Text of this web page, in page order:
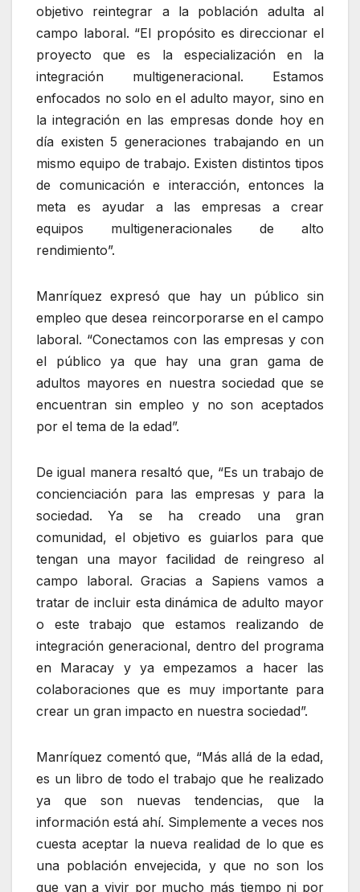
objetivo reintegrar a la población adulta al
campo laboral. “El propósito es direccionar el
proyecto que es la especialización en la
integración multigeneracional. Estamos
enfocados no solo en el adulto mayor, sino en
la integración en las empresas donde hoy en
día existen 5 generaciones trabajando en un
mismo equipo de trabajo. Existen distintos tipos
de comunicación e interacción, entonces la
meta es ayudar a las empresas a crear
equipos multigeneracionales de alto
rendimiento”.
Manríquez expresó que hay un público sin
empleo que desea reincorporarse en el campo
laboral. “Conectamos con las empresas y con
el público ya que hay una gran gama de
adultos mayores en nuestra sociedad que se
encuentran sin empleo y no son aceptados
por el tema de la edad”.
De igual manera resaltó que, “Es un trabajo de
concienciación para las empresas y para la
sociedad. Ya se ha creado una gran
comunidad, el objetivo es guiarlos para que
tengan una mayor facilidad de reingreso al
campo laboral. Gracias a Sapiens vamos a
tratar de incluir esta dinámica de adulto mayor
o este trabajo que estamos realizando de
integración generacional, dentro del programa
en Maracay y ya empezamos a hacer las
colaboraciones que es muy importante para
crear un gran impacto en nuestra sociedad”.
Manríquez comentó que, “Más allá de la edad,
es un libro de todo el trabajo que he realizado
ya que son nuevas tendencias, que la
información está ahí. Simplemente a veces nos
cuesta aceptar la nueva realidad de lo que es
una población envejecida, y que no son los
que van a vivir por mucho más tiempo ni por